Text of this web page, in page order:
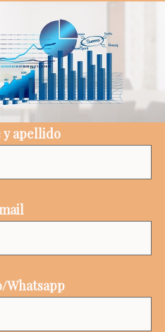
y apellido
Whatsapp